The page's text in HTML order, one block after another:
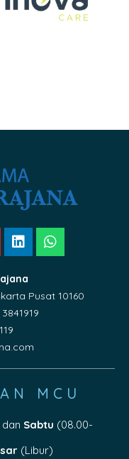
Pusat 10160
MCU
Sabtu (08.00-
(Libur)